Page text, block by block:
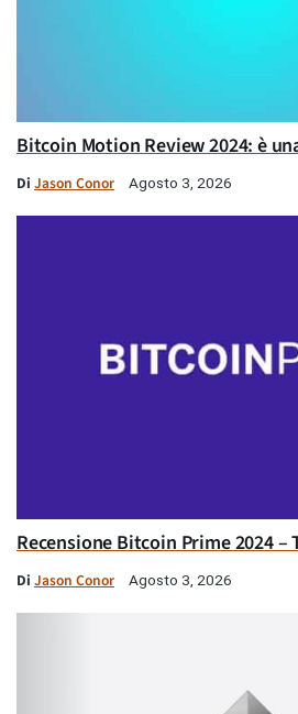
Bitcoin Motion Review 2024: è
Di Jason Conor Agosto 3, 2026
Recensione Bitcoin Prime 2024
Di Jason Conor Agosto 3, 2026